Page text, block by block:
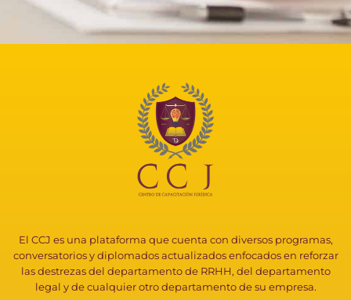
El CCJ es una plataforma que cuenta con diversos programas,
conversatorios y diplomados actualizados enfocados en reforzar
las destrezas del departamento de RRHH, del departamento
legal y de cualquier otro departamento de su empresa.